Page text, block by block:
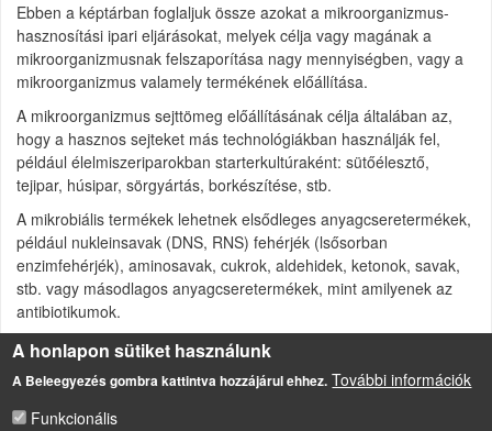
Ebben a képtárban foglaljuk össze azokat a mikroorganizmus-
hasznosítási ipari eljárásokat, melyek célja vagy magának a
mikroorganizmusnak felszaporítása nagy mennyiségben, vagy a
mikroorganizmus valamely termékének előállítása.
A mikroorganizmus sejttömeg előállításának célja általában az,
hogy a hasznos sejteket más technológiákban használják fel,
például élelmiszeriparokban starterkultúraként: sütőélesztő,
tejipar, húsipar, sörgyártás, borkészítése, stb.
A mikrobiális termékek lehetnek elsődleges anyagcseretermékek,
például nukleinsavak (DNS, RNS) fehérjék (lsősorban
enzimfehérjék), aminosavak, cukrok, aldehidek, ketonok, savak,
stb. vagy másodlagos anyagcseretermékek, mint amilyenek az
antibiotikumok.
Forrás
Főkép forrása:
http://www.diessel.com/geadiesel/cmsdoc.nsf/webdoc/ndkw73fagt
A honlapon sütiket használunk
A Beleegyezés gombra kattintva hozzájárul ehhez. További információk
Funkcionális